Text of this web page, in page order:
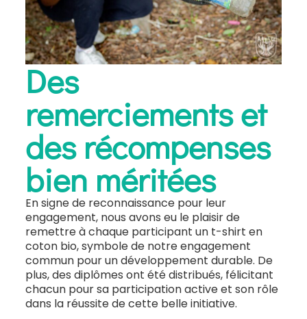
Des
remerciements et
des récompenses
bien méritées
En signe de reconnaissance pour leur
engagement, nous avons eu le plaisir de
remettre à chaque participant un t-shirt en
coton bio, symbole de notre engagement
commun pour un développement durable. De
plus, des diplômes ont été distribués, félicitant
chacun pour sa participation active et son rôle
dans la réussite de cette belle initiative.